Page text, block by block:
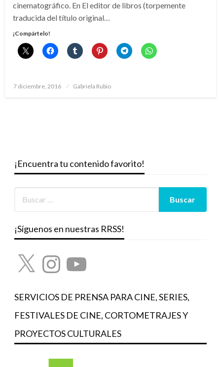
cinematográfico. En El editor de libros (torpemente
traducida del título original…
¡Compártelo!
Publicado
7 diciembre, 2016 Gabriela Rubio
¡Encuentra tu contenido favorito!
¡Síguenos en nuestras RRSS!
X InstagramYouTube
SERVICIOS DE PRENSA PARA CINE, SERIES,
FESTIVALES DE CINE, CORTOMETRAJES Y
PROYECTOS CULTURALES